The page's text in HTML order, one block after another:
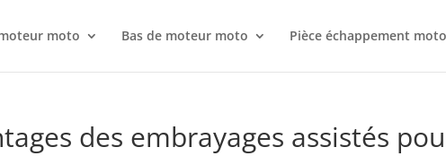
moto Bas de moteur moto Pièce échappement moto
des embrayages assistés